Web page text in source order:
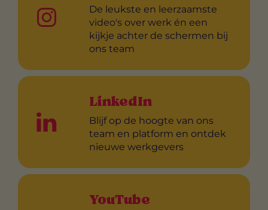
De leukste en leerzaamste
video's over werk én een
kijkje achter de schermen bij
ons team
LinkedIn
Blijf op de hoogte van ons
team en platform en ontdek
nieuwe werkgevers
YouTube